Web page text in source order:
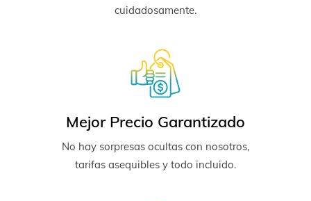
cuidadosamente.
Mejor Precio Garantizado
No hay sorpresas ocultas con nosotros,
tarifas asequibles y todo incluido.